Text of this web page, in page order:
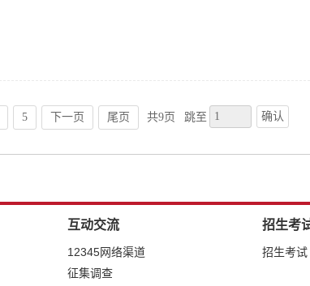
5 下一页 尾页 共9页 跳至 确认
互动交流
12345网络渠道
征集调查
招生考
招生考试